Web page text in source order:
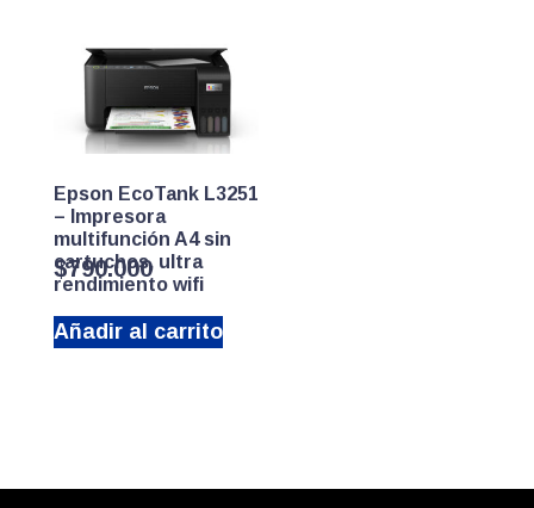
Epson EcoTank L3251
– Impresora
multifunción A4 sin
cartuchos, ultra
rendimiento wifi
$790.000
Añadir al carrito